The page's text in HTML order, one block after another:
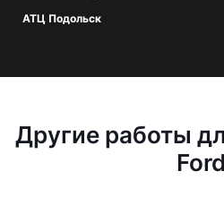
АТЦ Подольск
Другие работы
Ford